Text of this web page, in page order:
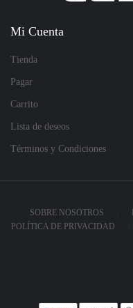
Mi Cuenta
Tienda
Pagar
Carrito
Lista de deseos
Términos y Condiciones
SOBRE NOSOTROS
POLÍTICA DE PRIVACIDAD